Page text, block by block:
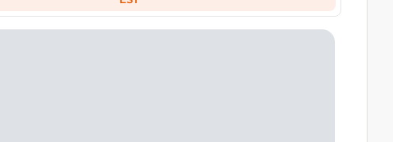
Tazouguert 30 -6 37